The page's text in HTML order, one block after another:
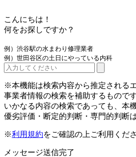
こんにちは！
何をお探しですか？
例）渋谷駅の水まわり修理業者
例）世田谷区の土日にやっている内科
※本機能は検索内容から推定される
事業者情報の検索を補助するものです
いかなる内容の検索であっても、本
優劣評価・断定的判断・専門的判断
※利用規約をご確認の上ご利用くだ
メッセージ送信完了